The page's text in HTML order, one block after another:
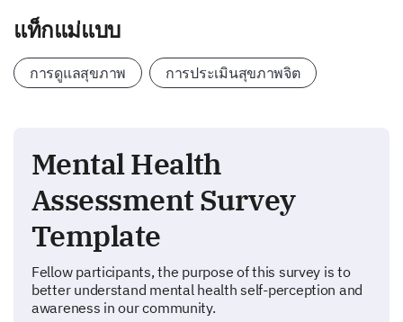
แท็กแม่แบบ
การดูแลสุขภาพ การประเมินสุขภาพจิต
Mental Health
Assessment Survey
Template
Fellow participants, the purpose of this survey is to
better understand mental health self-perception and
awareness in our community.